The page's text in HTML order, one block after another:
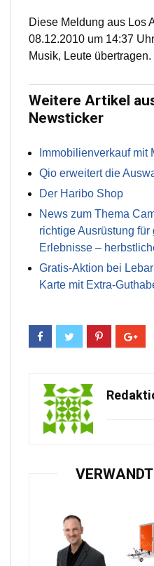
Diese Meldung aus Los
08.12.2010 um 14:37
Musik, Leute übertragen.
Weitere Artikel
Newsticker
Immobilienverkauf mit
Qio erweitert die
Der Haribo Shop
News zum Thema
richtige Ausrüstung
Erlebnisse –
Gratis-Aktion bei
Karte mit Extra-